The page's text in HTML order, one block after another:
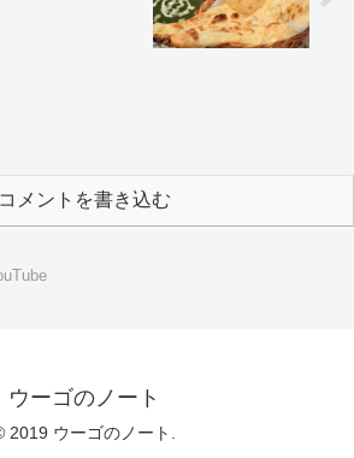
コメントを書き込む
ウーゴのノート
2019 ウーゴのノート.